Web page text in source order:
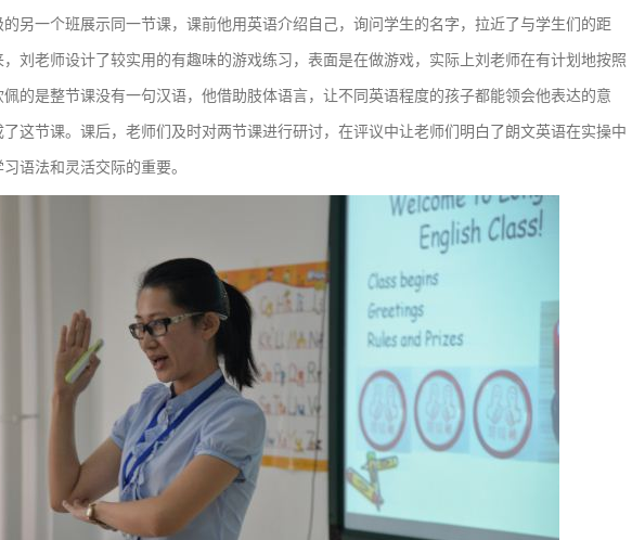
另一个班展示同一节课，课前他用英语介绍自己，询问学生的名字，拉近了与学生们的距
刘老师设计了较实用的有趣味的游戏练习，表面是在做游戏，实际上刘老师在有计划地按照
的是整节课没有一句汉语，他借助肢体语言，让不同英语程度的孩子都能领会他表达的意
这节课。课后，老师们及时对两节课进行研讨，在评议中让老师们明白了朗文英语在实操中
语法和灵活交际的重要。